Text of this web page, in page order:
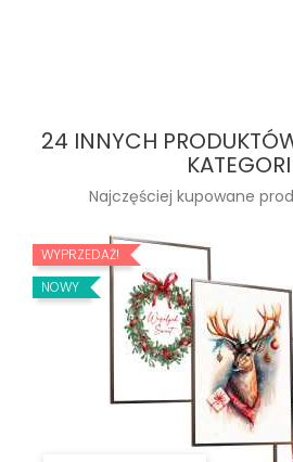
24 INNYCH
Najczęściej kupowane
WYPRZEDAŻ!
NOWY